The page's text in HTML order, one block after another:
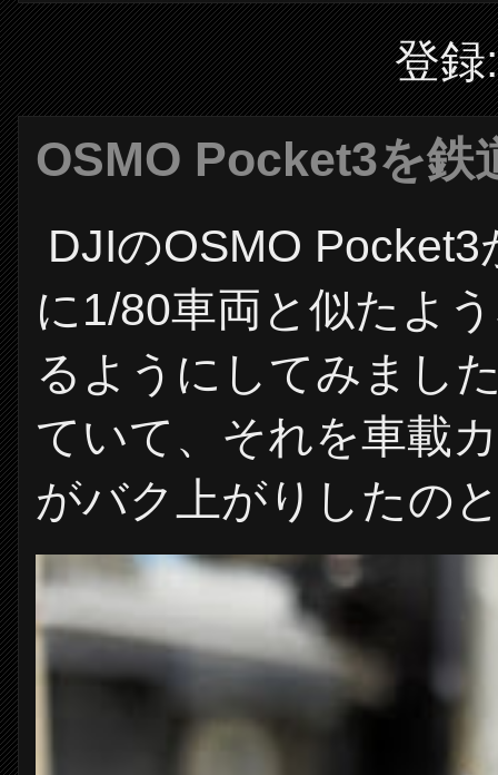
登
OSMO Pocket3を鉄
DJIのOSMO
に1/80車両と似たよ
るようにしてみまし
ていて、それを車載
がバク上がりしたの